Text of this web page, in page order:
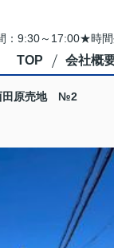
：9:30～17:00★時
TOP 会社概
田原売地 №2